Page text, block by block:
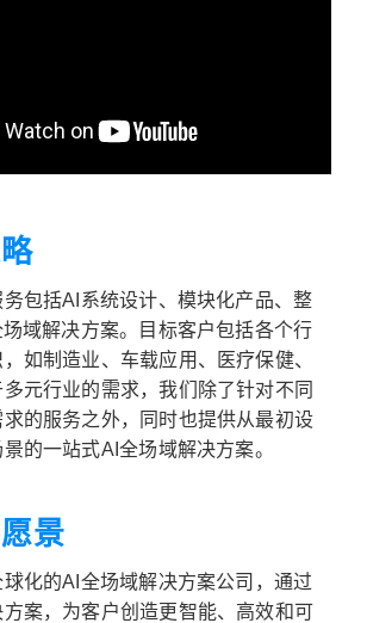
包括AI系统设计、模块化产品、整
域解决方案。目标客户包括各个行
如制造业、车载应用、医疗保健、
元行业的需求，我们除了针对不同
求的服务之外，同时也提供从最初设
的一站式AI全场域解决方案。
景
化的AI全场域解决方案公司，通过
案，为客户创造更智能、高效和可